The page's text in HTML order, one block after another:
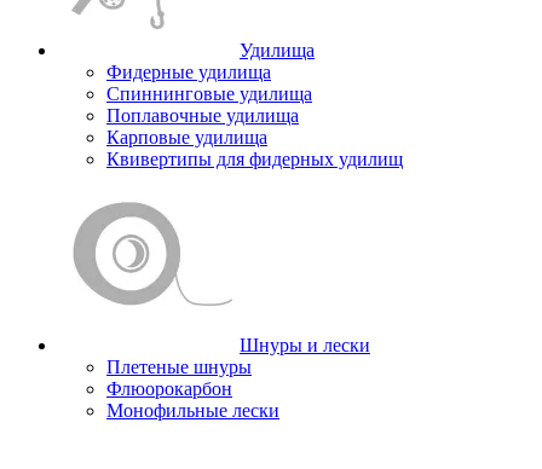
Удилища
Фидерные удилища
Спиннинговые удилища
Поплавочные удилища
Карповые удилища
Квивертипы для фидерных удилищ
Шнуры и лески
Плетеные шнуры
Флюорокарбон
Монофильные лески